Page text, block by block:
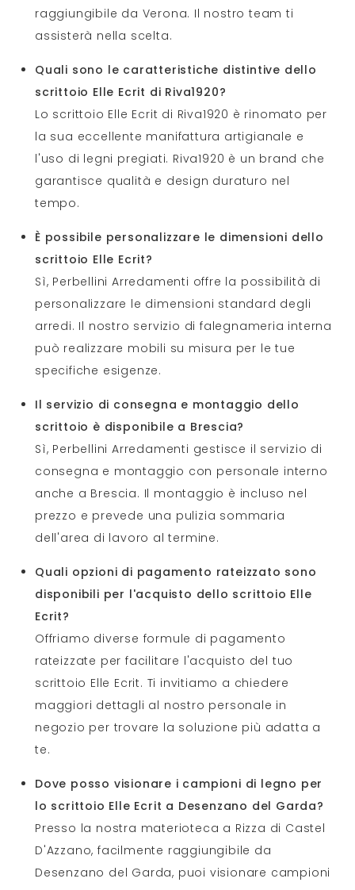
raggiungibile da Verona. Il nostro team ti
assisterà nella scelta.
Quali sono le caratteristiche distintive dello
scrittoio Elle Ecrit di Riva1920?
Lo scrittoio Elle Ecrit di Riva1920 è rinomato per
la sua eccellente manifattura artigianale e
l'uso di legni pregiati. Riva1920 è un brand che
garantisce qualità e design duraturo nel
tempo.
È possibile personalizzare le dimensioni dello
scrittoio Elle Ecrit?
Sì, Perbellini Arredamenti offre la possibilità di
personalizzare le dimensioni standard degli
arredi. Il nostro servizio di falegnameria interna
può realizzare mobili su misura per le tue
specifiche esigenze.
Il servizio di consegna e montaggio dello
scrittoio è disponibile a Brescia?
Sì, Perbellini Arredamenti gestisce il servizio di
consegna e montaggio con personale interno
anche a Brescia. Il montaggio è incluso nel
prezzo e prevede una pulizia sommaria
dell'area di lavoro al termine.
Quali opzioni di pagamento rateizzato sono
disponibili per l'acquisto dello scrittoio Elle
Ecrit?
Offriamo diverse formule di pagamento
rateizzate per facilitare l'acquisto del tuo
scrittoio Elle Ecrit. Ti invitiamo a chiedere
maggiori dettagli al nostro personale in
negozio per trovare la soluzione più adatta a
te.
Dove posso visionare i campioni di legno per
lo scrittoio Elle Ecrit a Desenzano del Garda?
Presso la nostra materioteca a Rizza di Castel
D'Azzano, facilmente raggiungibile da
Desenzano del Garda, puoi visionare campioni